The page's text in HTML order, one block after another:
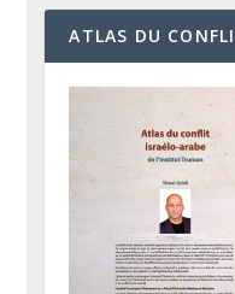
ATLAS DU